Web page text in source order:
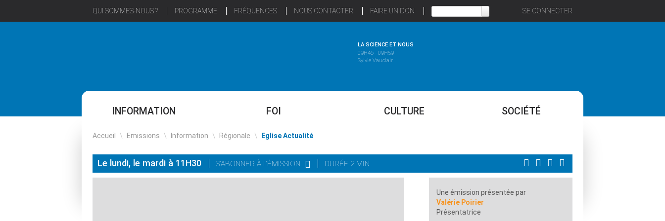
QUI SOMMES-NOUS ? PROGRAMME FRÉQUENCES NOUS CONTACTER FAIRE UN DON SE CONNECTER
LA SCIENCE ET NOUS
09H46 - 09H59
Sylvie Vauclair
INFORMATION FOI CULTURE SOCIÉTÉ
Accueil \ Emissions \ Information \ Régionale \ Eglise Actualité
Le lundi, le mardi à 11H30 S'ABONNER À L'ÉMISSION DURÉE 2 MIN
Une émission présentée par
Valérie Poirier
Présentatrice